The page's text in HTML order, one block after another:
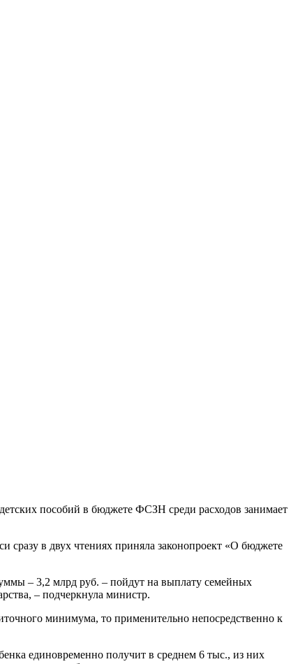
пособий в бюджете ФСЗН среди расходов занимает
сразу в двух чтениях приняла законопроект «О бюджете
– 3,2 млрд руб. – пойдут на выплату семейных
– подчеркнула министр.
минимума, то применительно непосредственно к
единовременно получит в среднем 6 тыс., из них